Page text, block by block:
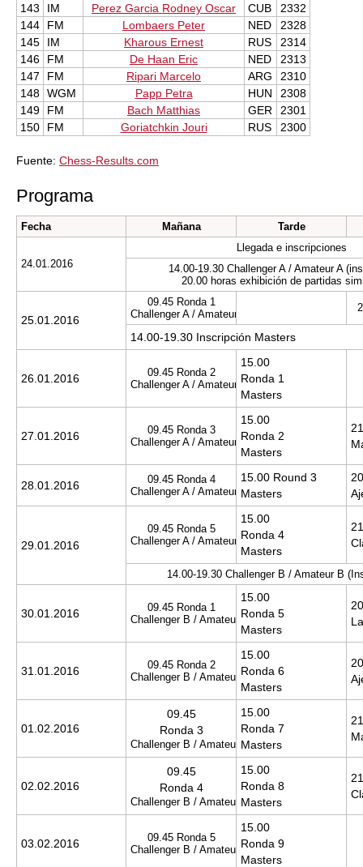
143
IM Perez Garcia Rodney Oscar CUB
2332
144
FM Lombaers Peter NED
2328
145
IM Kharous Ernest RUS
2314
146
FM De Haan Eric NED
2313
147
FM Ripari Marcelo ARG
2310
148 WGM Papp Petra HUN
2308
149
FM Bach Matthias GER
2301
150
FM Goriatchkin Jouri RUS 2300
Fuente: Chess-Results.com
Programa
Fecha Mañana Tarde
24.01.2016
Llegada e inscripciones
14.00-19.30 Challenger A / Amateur A
20.00 horas exhibición de partidas
25.01.2016
09.45 Ronda 1
Challenger A / Amateur A
14.00-19.30 Inscripción Masters
26.01.2016
09.45 Ronda 2
Challenger A / Amateur A
15.00
Ronda 1
Masters
27.01.2016
09.45 Ronda 3
Challenger A / Amateur A
15.00
Ronda 2
Masters
28.01.2016
09.45 Ronda 4
Challenger A / Amateur A
15.00 Round 3
Masters
29.01.2016
09.45 Ronda 5
Challenger A / Amateur A
15.00
Ronda 4
Masters
14.00-19.30 Challenger B / Amateur B (I
30.01.2016
09.45 Ronda 1
Challenger B / Amateur B
15.00
Ronda 5
Masters
31.01.2016
09.45 Ronda 2
Challenger B / Amateur B
15.00
Ronda 6
Masters
01.02.2016
09.45
Ronda 3
Challenger B / Amateur B
15.00
Ronda 7
Masters
02.02.2016
09.45
Ronda 4
Challenger B / Amateur B
15.00
Ronda 8
Masters
03.02.2016
09.45 Ronda 5
Challenger B / Amateur B
15.00
Ronda 9
Masters